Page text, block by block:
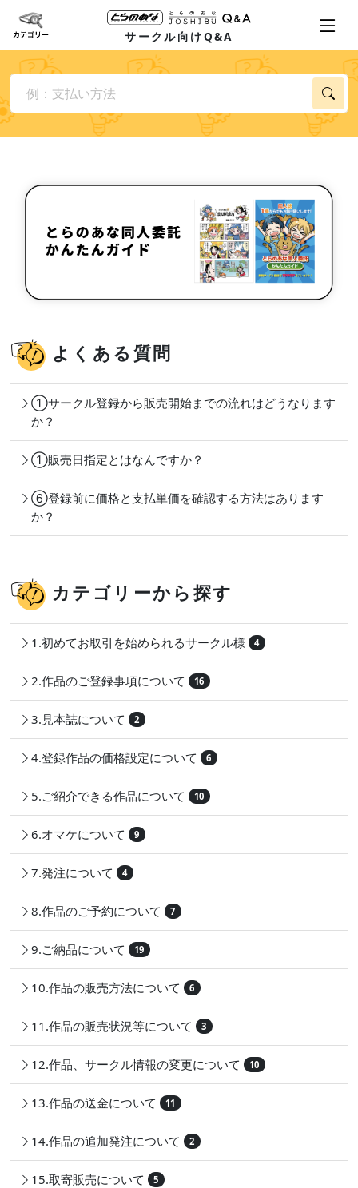
サークル向けQ&A
よくある質問
①サークル登録から販売開始までの流れはどうなります
か？
①販売日指定とはなんですか？
⑥登録前に価格と支払単価を確認する方法はあります
か？
カテゴリーから探す
1.初めてお取引を始められるサークル様 4
2.作品のご登録事項について 16
3.見本誌について 2
4.登録作品の価格設定について 6
5.ご紹介できる作品について 10
6.オマケについて 9
7.発注について 4
8.作品のご予約について 7
9.ご納品について 19
10.作品の販売方法について 6
11.作品の販売状況等について 3
12.作品、サークル情報の変更について 10
13.作品の送金について 11
14.作品の追加発注について 2
15.取寄販売について 5